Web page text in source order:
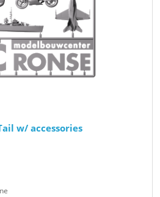
w/ accessories